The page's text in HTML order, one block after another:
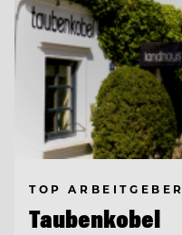
TOP ARBEITGEBER
Taubenkobel